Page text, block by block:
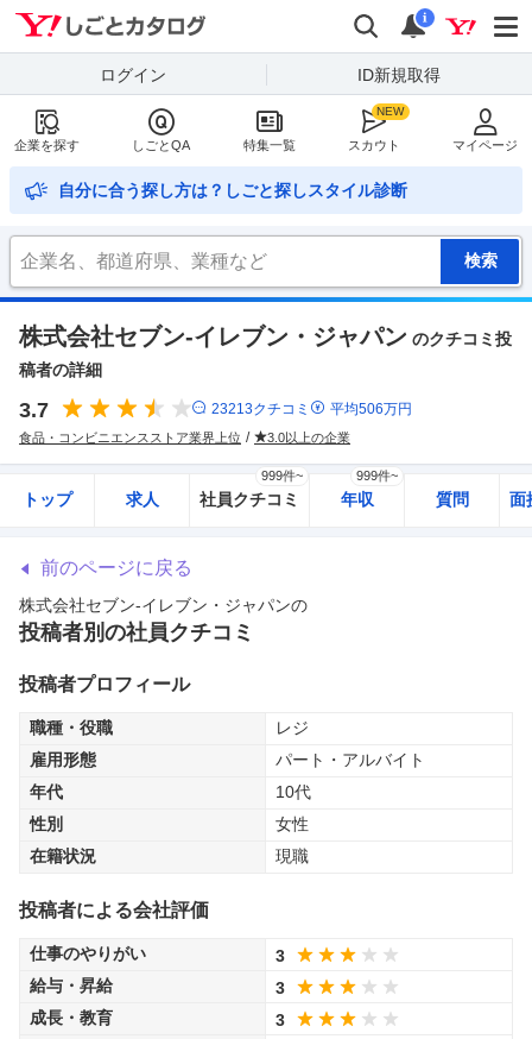
検索
通知
i
ログイン ID新規取得
企業を探す しごとQA 特集一覧 スカウト マイページ
自分に合う探し方は？しごと探しスタイル診断
株式会社セブン-イレブン・ジャパン のクチコミ投
稿者の詳細
3.7 23213クチコミ 平均506万円
食品・コンビニエンスストア業界上位 3.0以上の企業
トップ 求人 社員クチコミ
999件~
年収
999件~
質問 面
前のページに戻る
株式会社セブン-イレブン・ジャパンの
投稿者別の社員クチコミ
投稿者プロフィール
職種・役職
レジ
雇用形態
パート・アルバイト
年代
10代
性別
女性
在籍状況
現職
投稿者による会社評価
仕事のやりがい
3
給与・昇給
3
成長・教育
3